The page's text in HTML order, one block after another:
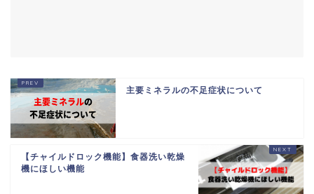
主要ミネラルの不足症状について
【チャイルドロック機能】食器洗い乾燥
機にほしい機能